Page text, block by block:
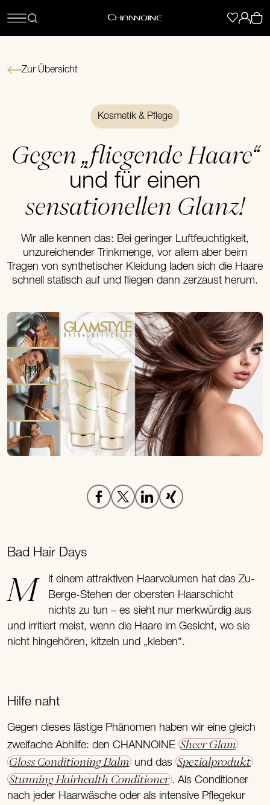
Zur Übersicht
Kosmetik & Pflege
Gegen „fliegende Haare“
und für einen
sensationellen Glanz!
Wir alle kennen das: Bei geringer Luftfeuchtigkeit,
unzureichender Trinkmenge, vor allem aber beim
Tragen von synthetischer Kleidung laden sich die Haare
schnell statisch auf und fliegen dann zerzaust herum.
Bad Hair Days
Mit einem attraktiven Haarvolumen hat das Zu-
Berge-Stehen der obersten Haarschicht
nichts zu tun – es sieht nur merkwürdig aus
und irritiert meist, wenn die Haare im Gesicht, wo sie
nicht hingehören, kitzeln und „kleben“.
Hilfe naht
Gegen dieses lästige Phänomen haben wir eine gleich
zweifache Abhilfe: den CHANNOINESheer Glam
Gloss Conditioning Balmund das Spezialprodukt
Stunning Hairhealth Conditioner. Als Conditioner
nach jeder Haarwäsche oder als intensive Pflegekur